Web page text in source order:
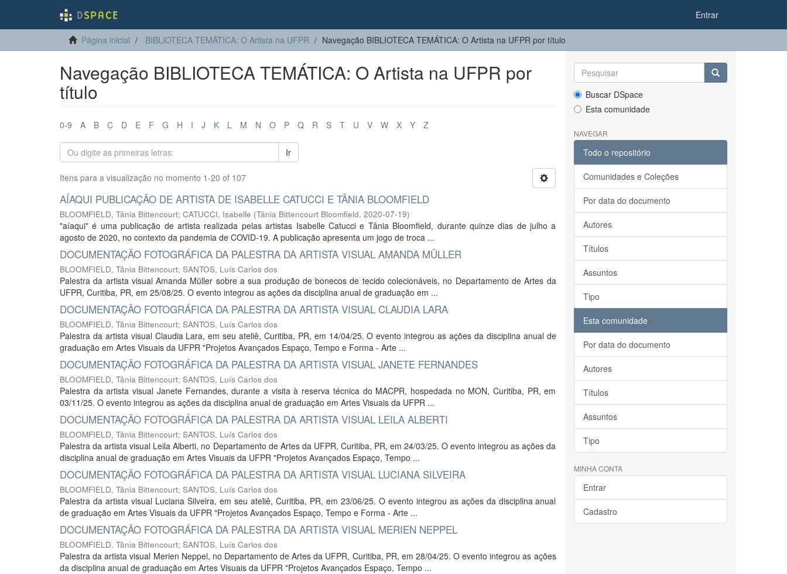
Entrar
Página inicial BIBLIOTECA TEMÁTICA: O Artista na UFPR Navegação BIBLIOTECA TEMÁTICA: O Artista na UFPR por título
Navegação BIBLIOTECA TEMÁTICA: O Artista na UFPR por
título
0-9 A B C D E F G H I J K L M N O P Q R S T U V W X Y Z
Ir
Itens para a visualização no momento 1-20 of 107
AÍAQUI PUBLICAÇÃO DE ARTISTA DE ISABELLE CATUCCI E TÂNIA BLOOMFIELD
BLOOMFIELD, Tânia Bittencourt; CATUCCI, Isabelle (Tânia Bittencourt Bloomfield, 2020-07-19)
"aíaqui" é uma publicação de artista realizada pelas artistas Isabelle Catucci e Tânia Bloomfield, durante quinze dias de julho a
agosto de 2020, no contexto da pandemia de COVID-19. A publicação apresenta um jogo de troca ...
DOCUMENTAÇÃO FOTOGRÁFICA DA PALESTRA DA ARTISTA VISUAL AMANDA MÜLLER
BLOOMFIELD, Tânia Bittencourt; SANTOS, Luís Carlos dos
Palestra da artista visual Amanda Müller sobre a sua produção de bonecos de tecido colecionáveis, no Departamento de Artes da
UFPR, Curitiba, PR, em 25/08/25. O evento integrou as ações da disciplina anual de graduação em ...
DOCUMENTAÇÃO FOTOGRÁFICA DA PALESTRA DA ARTISTA VISUAL CLAUDIA LARA
BLOOMFIELD, Tânia Bittencourt; SANTOS, Luís Carlos dos
Palestra da artista visual Claudia Lara, em seu ateliê, Curitiba, PR, em 14/04/25. O evento integrou as ações da disciplina anual de
graduação em Artes Visuais da UFPR "Projetos Avançados Espaço, Tempo e Forma - Arte ...
DOCUMENTAÇÃO FOTOGRÁFICA DA PALESTRA DA ARTISTA VISUAL JANETE FERNANDES
BLOOMFIELD, Tânia Bittencourt; SANTOS, Luís Carlos dos
Palestra da artista visual Janete Fernandes, durante a visita à reserva técnica do MACPR, hospedada no MON, Curitiba, PR, em
03/11/25. O evento integrou as ações da disciplina anual de graduação em Artes Visuais da UFPR ...
DOCUMENTAÇÃO FOTOGRÁFICA DA PALESTRA DA ARTISTA VISUAL LEILA ALBERTI
BLOOMFIELD, Tânia Bittencourt; SANTOS, Luís Carlos dos
Palestra da artista visual Leila Alberti, no Departamento de Artes da UFPR, Curitiba, PR, em 24/03/25. O evento integrou as ações da
disciplina anual de graduação em Artes Visuais da UFPR "Projetos Avançados Espaço, Tempo ...
DOCUMENTAÇÃO FOTOGRÁFICA DA PALESTRA DA ARTISTA VISUAL LUCIANA SILVEIRA
BLOOMFIELD, Tânia Bittencourt; SANTOS, Luís Carlos dos
Palestra da artista visual Luciana Silveira, em seu ateliê, Curitiba, PR, em 23/06/25. O evento integrou as ações da disciplina anual
de graduação em Artes Visuais da UFPR "Projetos Avançados Espaço, Tempo e Forma - Arte ...
DOCUMENTAÇÃO FOTOGRÁFICA DA PALESTRA DA ARTISTA VISUAL MERIEN NEPPEL
BLOOMFIELD, Tânia Bittencourt; SANTOS, Luís Carlos dos
Palestra da artista visual Merien Neppel, no Departamento de Artes da UFPR, Curitiba, PR, em 28/04/25. O evento integrou as ações
da disciplina anual de graduação em Artes Visuais da UFPR "Projetos Avançados Espaço, Tempo ...
Buscar DSpace
Esta comunidade
NAVEGAR
Todo o repositório
Comunidades e Coleções
Por data do documento
Autores
Títulos
Assuntos
Tipo
Esta comunidade
Por data do documento
Autores
Títulos
Assuntos
Tipo
MINHA CONTA
Entrar
Cadastro